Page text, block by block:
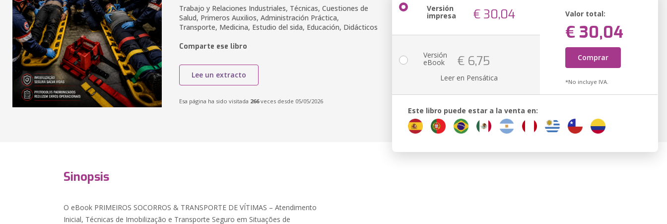
Trabajo y Relaciones Industriales, Técnicas, Cuestiones de
Salud, Primeros Auxilios, Administración Práctica,
Transporte, Medicina, Estudio del sida, Educación, Didácticos
Comparte ese libro
Lee un extracto
Esa página ha sido visitada 266veces desde 05/05/2026
Versión
impresa € 30,04 Valor total:
€ 30,04
Comprar
*No incluye IVA.
Versión
eBook € 6,75
Leer en Pensática
Este libro puede estar a la venta en:
Sinopsis
O eBook PRIMEIROS SOCORROS & TRANSPORTE DE VÍTIMAS – Atendimento
Inicial, Técnicas de Imobilização e Transporte Seguro em Situações de